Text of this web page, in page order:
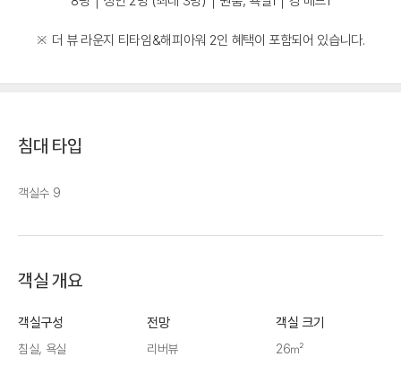
※ 더 뷰 라운지 티타임&해피아워 2인 혜택이 포함되어 있습니다.
침대 타입
객실수 9
객실 개요
객실구성
침실, 욕실
전망
리버뷰
객실 크기
26㎡